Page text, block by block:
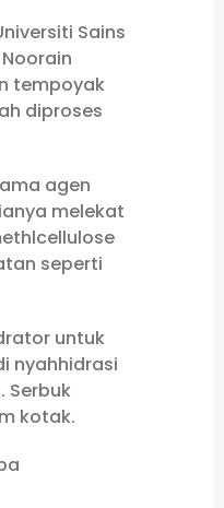
Sains
tempoyak
diproses
agen
melekat
seperti
untuk
nyahhidrasi
Serbuk
kotak.